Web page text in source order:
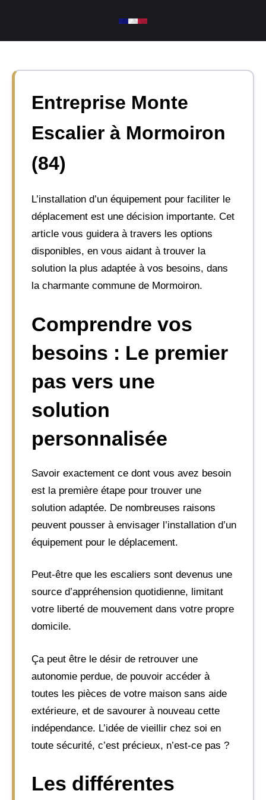
contenu
Entreprise Monte
Escalier à Mormoiron
(84)
L’installation d’un équipement pour faciliter le
déplacement est une décision importante. Cet
article vous guidera à travers les options
disponibles, en vous aidant à trouver la
solution la plus adaptée à vos besoins, dans
la charmante commune de Mormoiron.
Comprendre vos
besoins : Le premier
pas vers une
solution
personnalisée
Savoir exactement ce dont vous avez besoin
est la première étape pour trouver une
solution adaptée. De nombreuses raisons
peuvent pousser à envisager l’installation d’un
équipement pour le déplacement.
Peut-être que les escaliers sont devenus une
source d’appréhension quotidienne, limitant
votre liberté de mouvement dans votre propre
domicile.
Ça peut être le désir de retrouver une
autonomie perdue, de pouvoir accéder à
toutes les pièces de votre maison sans aide
extérieure, et de savourer à nouveau cette
indépendance. L’idée de vieillir chez soi en
toute sécurité, c’est précieux, n’est-ce pas ?
Les différentes